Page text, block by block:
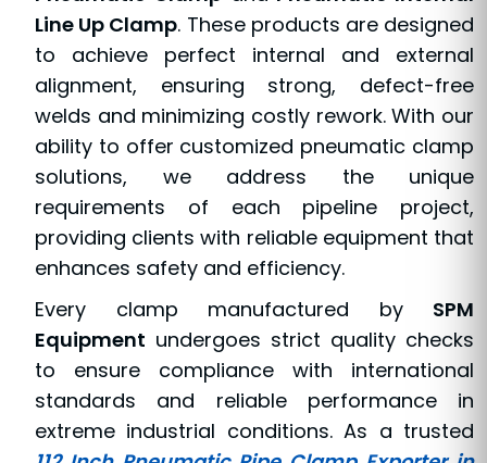
Line Up Clamp. These products are designed
to achieve perfect internal and external
alignment, ensuring strong, defect-free
welds and minimizing costly rework. With our
ability to offer customized pneumatic clamp
solutions, we address the unique
requirements of each pipeline project,
providing clients with reliable equipment that
enhances safety and efficiency.
Every clamp manufactured by SPM
Equipment undergoes strict quality checks
to ensure compliance with international
standards and reliable performance in
extreme industrial conditions. As a trusted